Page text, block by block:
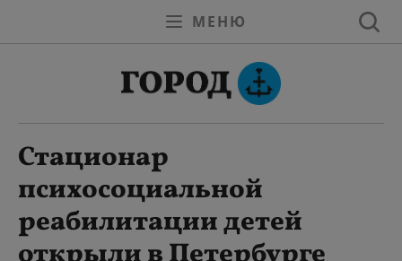
МЕНЮ
Стационар
психосоциальной
реабилитации детей